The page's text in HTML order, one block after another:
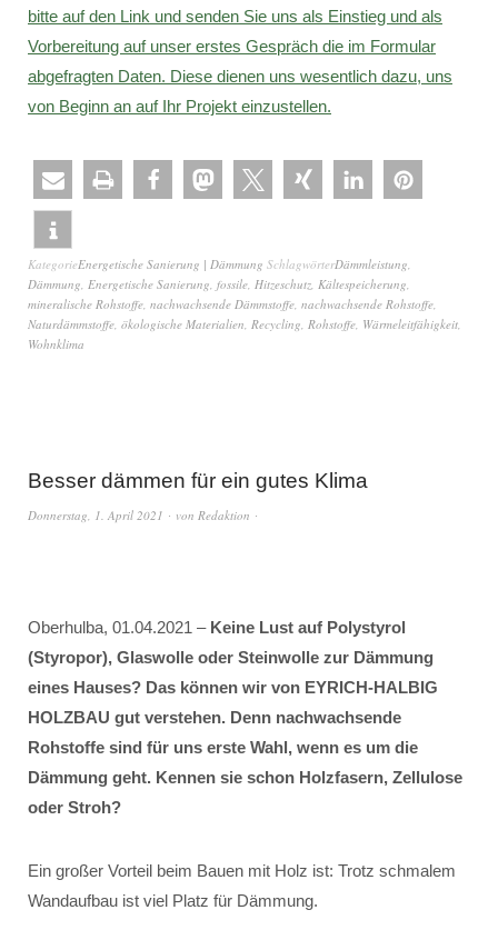
bitte auf den Link und senden Sie uns als Einstieg und als
Vorbereitung auf unser erstes Gespräch die im Formular
abgefragten Daten. Diese dienen uns wesentlich dazu, uns
von Beginn an auf Ihr Projekt einzustellen.
KategorieEnergetische Sanierung | Dämmung SchlagwörterDämmleistung,
Dämmung, Energetische Sanierung, fossile, Hitzeschutz, Kältespeicherung,
mineralische Rohstoffe, nachwachsende Dämmstoffe, nachwachsende Rohstoffe,
Naturdämmstoffe, ökologische Materialien, Recycling, Rohstoffe, Wärmeleitfähigkeit,
Wohnklima
Besser dämmen für ein gutes Klima
Donnerstag, 1. April 2021 von Redaktion
Oberhulba, 01.04.2021 – Keine Lust auf Polystyrol
(Styropor), Glaswolle oder Steinwolle zur Dämmung
eines Hauses? Das können wir von EYRICH-HALBIG
HOLZBAU gut verstehen. Denn nachwachsende
Rohstoffe sind für uns erste Wahl, wenn es um die
Dämmung geht. Kennen sie schon Holzfasern, Zellulose
oder Stroh?
Ein großer Vorteil beim Bauen mit Holz ist: Trotz schmalem
Wandaufbau ist viel Platz für Dämmung.